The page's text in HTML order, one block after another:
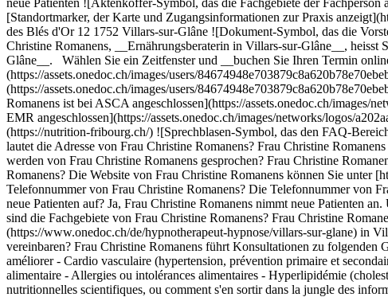
neue Patienten ![Aktenkoffer-Symbol, das die Fachgebiete der
[Standortmarker, der Karte und Zugangsinformationen zur Praxis
des Blés d'Or 12 1752 Villars-sur-Glâne ![Dokument-Symbol, das die
Christine Romanens, __Ernährungsberaterin in Villars-sur-Glâne__,
Glâne__. Wählen Sie ein Zeitfenster und __buchen Sie Ihren Termin
(https://assets.onedoc.ch/images/users/
(https://assets.onedoc.ch/images/users/
Romanens ist bei ASCA angeschlossen](https://assets.onedoc.ch/
EMR angeschlossen](https://assets.onedoc.ch/images/networks/logos/
(https://nutrition-fribourg.ch/) ![Sprechblasen-Symbol, das den FAQ-
lautet die Adresse von Frau Christine Romanens? Frau Christine
werden von Frau Christine Romanens gesprochen? Frau Christine
Romanens? Die Website von Frau Christine Romanens können Sie
Telefonnummer von Frau Christine Romanens? Die Telefonnummer
neue Patienten auf? Ja, Frau Christine Romanens nimmt neue Patienten
sind die Fachgebiete von Frau Christine Romanens? Frau Christine
(https://www.onedoc.ch/de/hypnotherapeut-hypnose/villars-sur-glane) in
vereinbaren? Frau Christine Romanens führt Konsultationen zu folgenden
améliorer - Cardio vasculaire (hypertension, prévention primaire et
alimentaire - Allergies ou intolérances alimentaires - Hyperlipidémie
nutritionnelles scientifiques, ou comment s'en sortir dans la jungle des